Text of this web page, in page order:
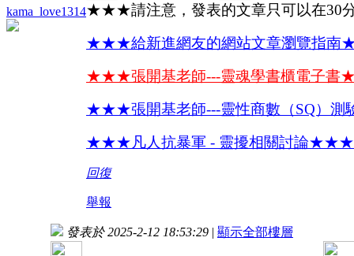
kama_love1314★★★請注意，發表的文章只可以在30
★★★給新進網友的網站文章瀏覽指
★★★張開基老師---靈魂學書櫃電子
★★★張開基老師---靈性商數（SQ）
★★★凡人抗暴軍 - 靈擾相關討論★★★
回復
舉報
發表於 2025-2-12 18:53:29 | 顯示全部樓層